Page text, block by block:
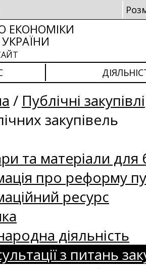
ЕКОНОМІКИ
/ Публічні закупівлі
закупівель
та матеріали для
про реформу
ресурс
діяльність
з питань